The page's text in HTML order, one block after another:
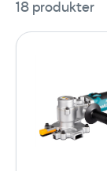
18 produkter
e
r